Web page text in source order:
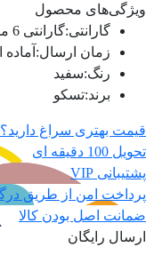
ویژگی‌های محصول
گارانتی:گارانتی 6 ماهه توسن سیستم
زمان ارسال:
رنگ:سفید
برند:تسکو
قیمت بهتری سراغ دارید؟
تحویل 100 دقیقه ای
پشتیبانی VIP
پرداخت امن از طریق
ضمانت اصل بودن کالا
ارسال رایگان